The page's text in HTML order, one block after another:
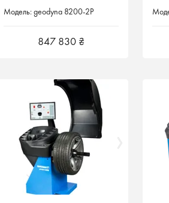
Модель: geodyna 8200-2P
847 830 ₴
Модель: geodyna 8200-2P
847 830 ₴